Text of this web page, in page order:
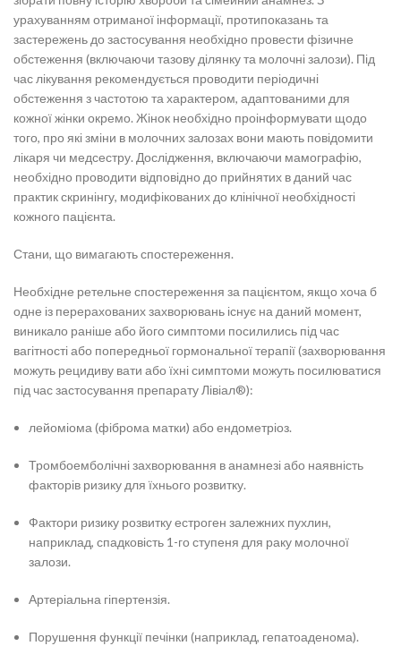
урахуванням отриманої інформації, протипоказань та
застережень до застосування необхідно провести фізичне
обстеження (включаючи тазову ділянку та молочні залози). Під
час лікування рекомендується проводити періодичні
обстеження з частотою та характером, адаптованими для
кожної жінки окремо. Жінок необхідно проінформувати щодо
того, про які зміни в молочних залозах вони мають повідомити
лікаря чи медсестру. Дослідження, включаючи мамографію,
необхідно проводити відповідно до прийнятих в даний час
практик скринінгу, модифікованих до клінічної необхідності
кожного пацієнта.
Стани, що вимагають спостереження.
Необхідне ретельне спостереження за пацієнтом, якщо хоча б
одне із перерахованих захворювань існує на даний момент,
виникало раніше або його симптоми посилились під час
вагітності або попередньої гормональної терапії (захворювання
можуть рецидиву вати або їхні симптоми можуть посилюватися
під час застосування препарату Лівіал®):
лейоміома (фіброма матки) або ендометріоз.
Тромбоемболічні захворювання в анамнезі або наявність
факторів ризику для їхнього розвитку.
Фактори ризику розвитку естроген залежних пухлин,
наприклад, спадковість 1-го ступеня для раку молочної
залози.
Артеріальна гіпертензія.
Порушення функції печінки (наприклад, гепатоаденома).